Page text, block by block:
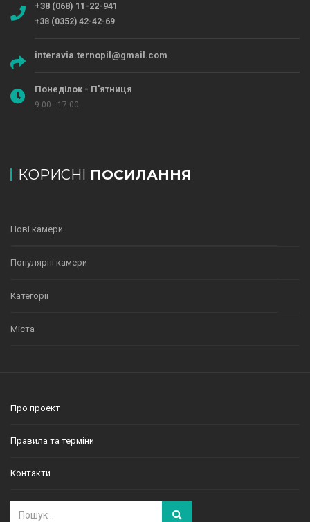
+38 (068) 11-22-941
+38 (0352) 42-42-69
interavia.ternopil@gmail.com
Понеділок - П'ятниця
9:00 - 17:00
КОРИСНІ ПОСИЛАННЯ
Нові камери
Популярні камери
Категорії
Міста
Про проект
Правила та терміни
Контакти